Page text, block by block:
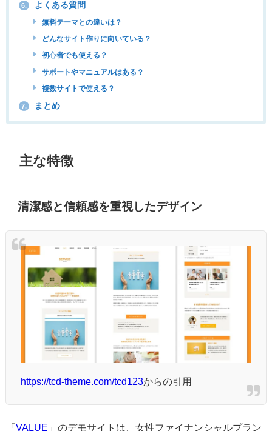
6. よくある質問
無料テーマとの違いは？
どんなサイト作りに向いている？
初心者でも使える？
サポートやマニュアルはある？
複数サイトで使える？
7. まとめ
主な特徴
清潔感と信頼感を重視したデザイン
https://tcd-theme.com/tcd123からの引用
「 VALUE 」のデモサイトは、女性ファイナンシャルプラン